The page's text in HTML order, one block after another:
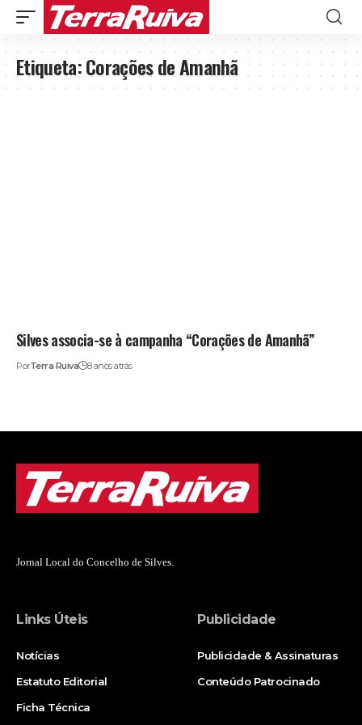
Etiqueta:Corações de Amanhã
Silves associa-se à campanha “Corações de Amanhã”
PorTerra Ruiva 8 anos atrás
Jornal Local do Concelho de Silves.
Links Úteis
Notícias
Estatuto Editorial
Ficha Técnica
Publicidade
Publicidade & Assinaturas
Conteúdo Patrocinado